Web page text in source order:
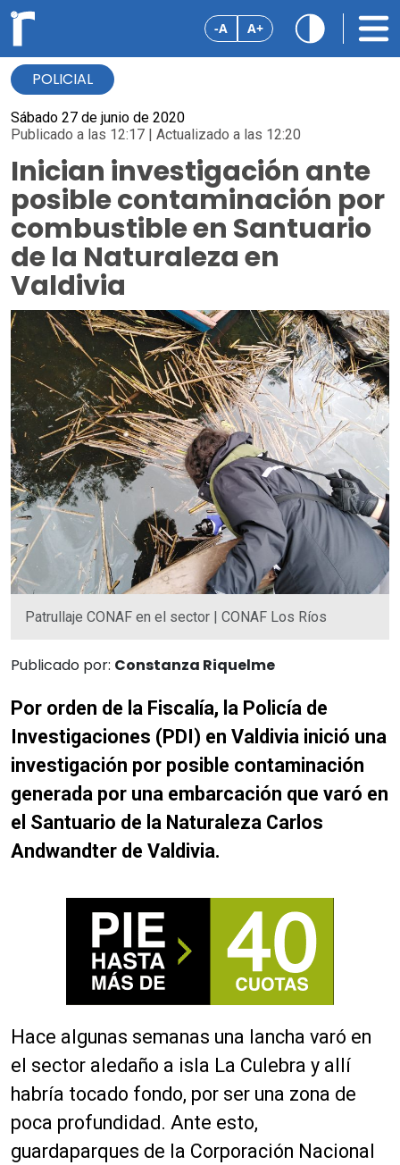
-A A+
POLICIAL
Sábado 27 de junio de 2020
Publicado a las 12:17 | Actualizado a las 12:20
Inician investigación ante
posible contaminación por
combustible en Santuario
de la Naturaleza en
Valdivia
Patrullaje CONAF en el sector | CONAF Los Ríos
Publicado por: Constanza Riquelme
Por orden de la Fiscalía, la Policía de
Investigaciones (PDI) en Valdivia inició una
investigación por posible contaminación
generada por una embarcación que varó en
el Santuario de la Naturaleza Carlos
Andwandter de Valdivia.
Hace algunas semanas una lancha varó en
el sector aledaño a isla La Culebra y allí
habría tocado fondo, por ser una zona de
poca profundidad. Ante esto,
guardaparques de la Corporación Nacional